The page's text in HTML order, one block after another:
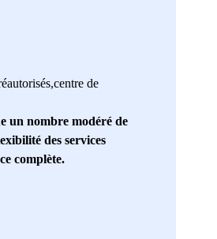
de
un nombre modéré de
des services
complète.